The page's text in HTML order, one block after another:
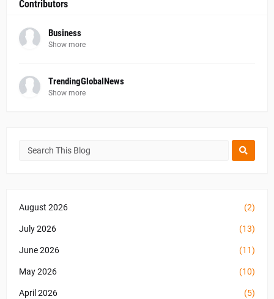
Contributors
Business
Show more
TrendingGlobalNews
Show more
August 2026 (2)
July 2026 (13)
June 2026 (11)
May 2026 (10)
April 2026 (5)